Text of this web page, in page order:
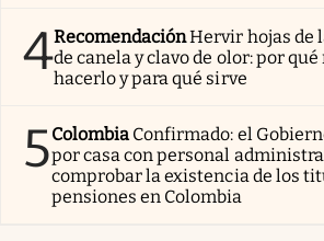
4RecomendaciónHervir hojas de
de canela y clavo de olor: por
hacerlo y para qué sirve
5Colombia Confirmado: el
por casa con personal
comprobar la existencia de los
pensiones en Colombia